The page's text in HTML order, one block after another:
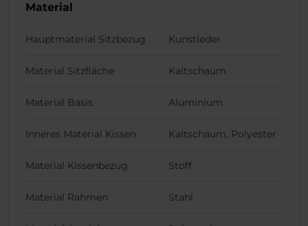
Material
Hauptmaterial Sitzbezug Kunstleder
Material Sitzfläche Kaltschaum
Material Basis Aluminium
Inneres Material Kissen Kaltschaum, Polyester
Material Kissenbezug Stoff
Material Rahmen Stahl